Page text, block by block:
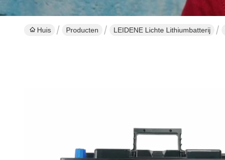
Huis Producten LEIDENE Lichte Lithiumbatterij